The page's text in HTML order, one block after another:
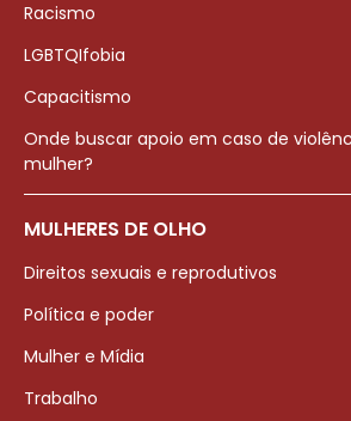
Racismo
LGBTQIfobia
Capacitismo
Onde buscar apoio em caso de
mulher?
MULHERES DE OLHO
Direitos sexuais e reprodutivos
Política e poder
Mulher e Mídia
Trabalho